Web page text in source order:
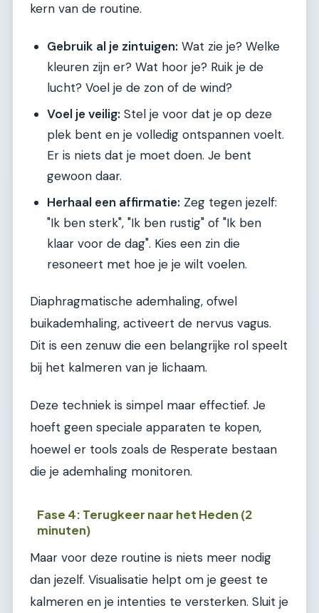
kern van de routine.
Gebruik al je zintuigen: Wat zie je? Welke
kleuren zijn er? Wat hoor je? Ruik je de
lucht? Voel je de zon of de wind?
Voel je veilig: Stel je voor dat je op deze
plek bent en je volledig ontspannen voelt.
Er is niets dat je moet doen. Je bent
gewoon daar.
Herhaal een affirmatie: Zeg tegen jezelf:
"Ik ben sterk", "Ik ben rustig" of "Ik ben
klaar voor de dag". Kies een zin die
resoneert met hoe je je wilt voelen.
Diaphragmatische ademhaling, ofwel
buikademhaling, activeert de nervus vagus.
Dit is een zenuw die een belangrijke rol speelt
bij het kalmeren van je lichaam.
Deze techniek is simpel maar effectief. Je
hoeft geen speciale apparaten te kopen,
hoewel er tools zoals de Resperate bestaan
die je ademhaling monitoren.
Fase 4: Terugkeer naar het Heden (2
minuten)
Maar voor deze routine is niets meer nodig
dan jezelf. Visualisatie helpt om je geest te
kalmeren en je intenties te versterken. Sluit je